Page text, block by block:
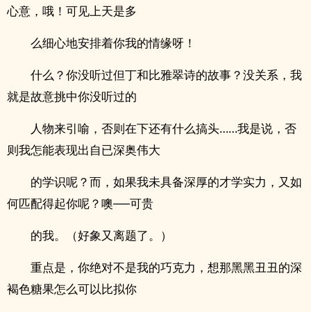
心意，哦！可见上天是多
么细心地安排着你我的情缘呀！
什么？你没听过但丁和比雅翠诗的故事？没关系，我
就是故意挑中你没听过的
人物来引喻，否则在下还有什么搞头……我是说，否
则我怎能表现出自已深奥伟大
的学识呢？而，如果我未具备深厚的才学实力，又如
何匹配得起你呢？噢──可贵
的我。（好象又离题了。）
重点是，你绝对不是我的巧克力，想那黑黑丑丑的深
褐色糖果怎么可以比拟你